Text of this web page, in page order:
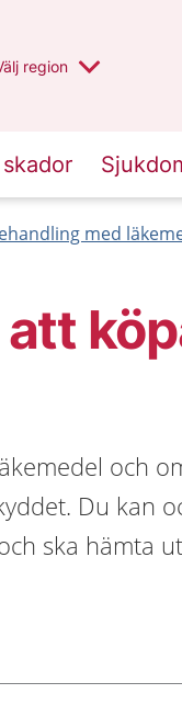
har valt region
en annan
region
med
och
Du kan
ska hämta